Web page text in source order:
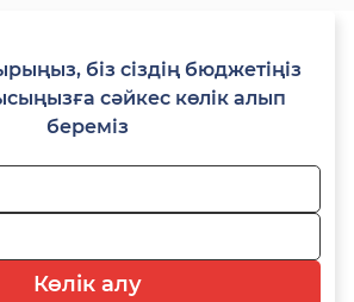
біз сіздің бюджетіңіз
сәйкес көлік алып
береміз
Көлік алу